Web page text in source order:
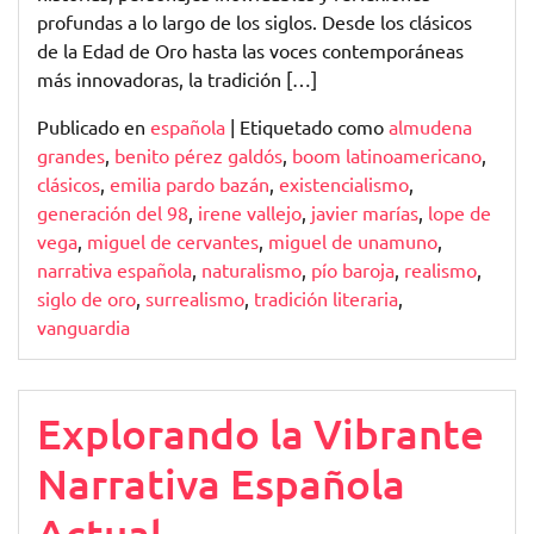
profundas a lo largo de los siglos. Desde los clásicos
de la Edad de Oro hasta las voces contemporáneas
más innovadoras, la tradición […]
Publicado en española | Etiquetado como almudena
grandes, benito pérez galdós, boom latinoamericano,
clásicos, emilia pardo bazán, existencialismo,
generación del 98, irene vallejo, javier marías, lope de
vega, miguel de cervantes, miguel de unamuno,
narrativa española, naturalismo, pío baroja, realismo,
siglo de oro, surrealismo, tradición literaria,
vanguardia
Explorando la Vibrante
Narrativa Española